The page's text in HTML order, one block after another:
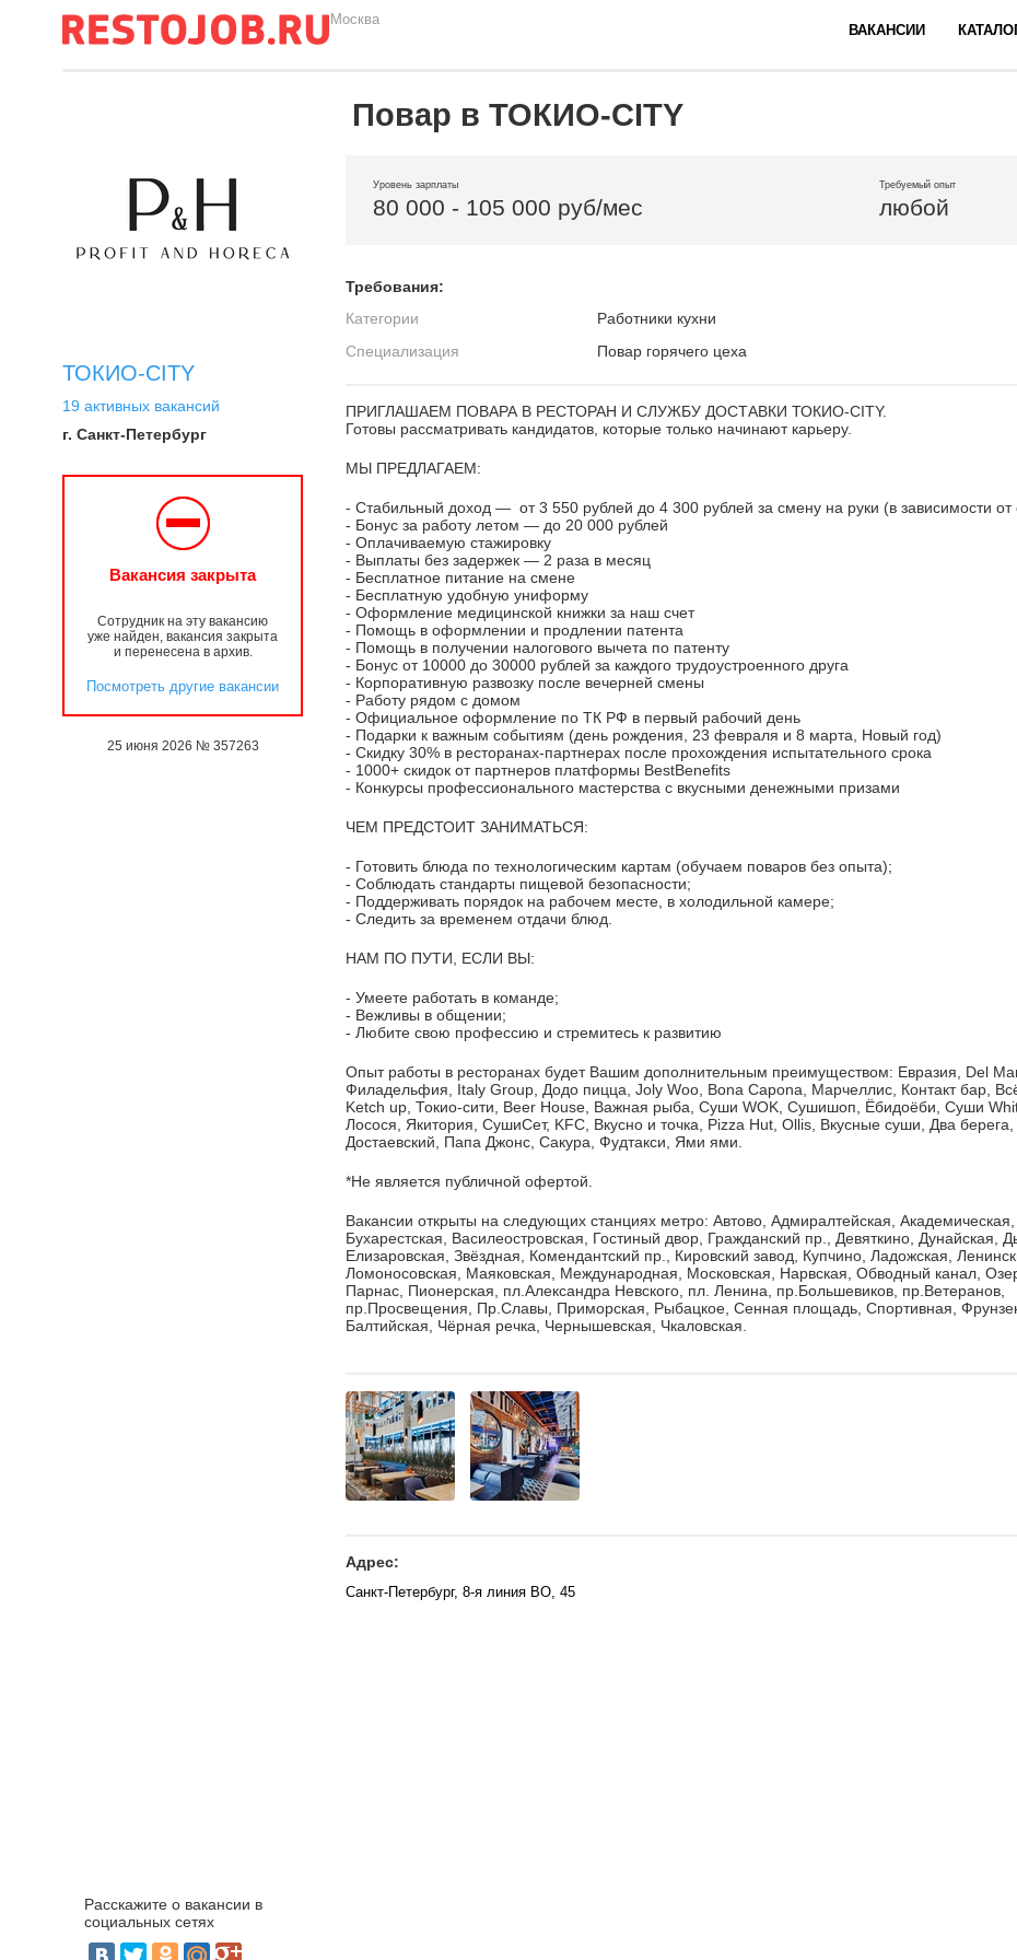
Москва
ВАКАНСИИ
ТОКИО-CITY
19 активных вакансий
г. Санкт-Петербург
Вакансия закрыта
Сотрудник на эту вакансию
уже найден, вакансия закрыта
и перенесена в архив.
Посмотреть другие вакансии
25 июня 2026 № 357263
Повар в ТОКИО-CITY
Уровень зарплаты
80 000 - 105 000 руб/мес
Требуемый опыт
любой
Требования:
Категории
Работники кухни
Специализация
Повар горячего цеха
ПРИГЛАШАЕМ ПОВАРА В РЕСТОРАН И СЛУЖБУ ДОСТАВКИ ТОКИO-СITY.
Готовы рассматривать кандидатов, которые только начинают карьеру.
МЫ ПРЕДЛАГАЕМ:
- Стабильный доход — от 3 550 рублей до 4 300 рублей за смену на руки (в зависимости от
- Бонус за работу летом — до 20 000 рублей
- Оплачиваемую стажировку
- Выплаты без задержек — 2 раза в месяц
- Бесплатное питание на смене
- Бесплатную удобную униформу
- Оформление медицинской книжки за наш счет
- Помощь в оформлении и продлении патента
- Помощь в получении налогового вычета по патенту
- Бонус от 10000 до 30000 рублей за каждого трудоустроенного друга
- Корпоративную развозку после вечерней смены
- Работу рядом с домом
- Официальное оформление по ТК РФ в первый рабочий день
- Подарки к важным событиям (день рождения, 23 февраля и 8 марта, Новый год)
- Скидку 30% в ресторанах-партнерах после прохождения испытательного срока
- 1000+ скидок от партнеров платформы BestBenefits
- Конкурсы профессионального мастерства с вкусными денежными призами
ЧЕМ ПРЕДСТОИТ ЗАНИМАТЬСЯ:
- Готовить блюда по технологическим картам (обучаем поваров без опыта);
- Соблюдать стандарты пищевой безопасности;
- Поддерживать порядок на рабочем месте, в холодильной камере;
- Следить за временем отдачи блюд.
НАМ ПО ПУТИ, ЕСЛИ ВЫ:
- Умеете работать в команде;
- Вежливы в общении;
- Любите свою профессию и стремитесь к развитию
Опыт работы в ресторанах будет Вашим дополнительным преимуществом: Евразия, Del
Филадельфия, Italy Group, Додо пицца, Joly Woo, Bona Capona, Марчеллис, Контакт бар,
Ketch up, Токио-сити, Beer House, Важная рыба, Суши WOK, Сушишоп, Ёбидоёби, Суши
Лосося, Якитория, СушиСет, KFC, Вкусно и точка, Pizza Hut, Ollis, Вкусные суши, Два берега,
Достаевский, Папа Джонс, Сакура, Фудтакси, Ями ями.
*Не является публичной офертой.
Вакансии открыты на следующих станциях метро: Автово, Адмиралтейская, Академическая,
Бухарестская, Василеостровская, Гостиный двор, Гражданский пр., Девяткино, Дунайская,
Елизаровская, Звёздная, Комендантский пр., Кировский завод, Купчино, Ладожская,
Ломоносовская, Маяковская, Международная, Московская, Нарвская, Обводный канал,
Парнас, Пионерская, пл.Александра Невского, пл. Ленина, пр.Большевиков, пр.Ветеранов,
пр.Просвещения, Пр.Славы, Приморская, Рыбацкое, Сенная площадь, Спортивная,
Балтийская, Чёрная речка, Чернышевская, Чкаловская.
Адрес:
Санкт-Петербург, 8-я линия ВО, 45
Расскажите о вакансии в
социальных сетях